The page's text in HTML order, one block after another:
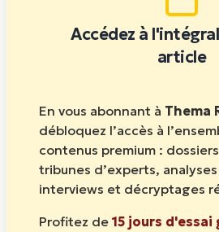
Accédez à
article
En vous abonnant à Thema
débloquez l’accès à
contenus premium :
tribunes d’experts,
interviews et décryptages
Profitez de 15 jours